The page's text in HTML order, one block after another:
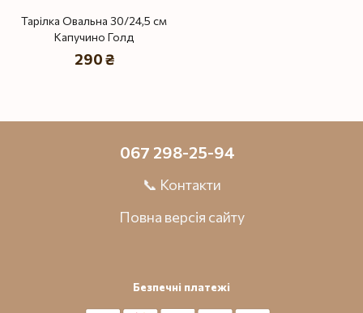
Тарілка Овальна 30/24,5 см
Капучино Голд
290 ₴
067 298-25-94
📞 Контакти
Повна версія сайту
Безпечні платежі